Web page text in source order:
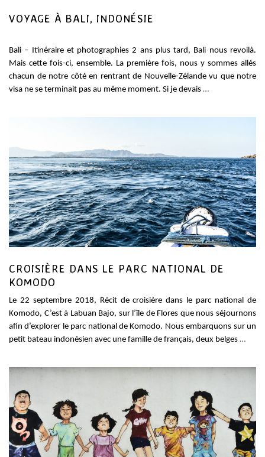
VOYAGE À BALI, INDONÉSIE
Bali – Itinéraire et photographies 2 ans plus tard, Bali nous revoilà.
Mais cette fois-ci, ensemble. La première fois, nous y sommes allés
chacun de notre côté en rentrant de Nouvelle-Zélande vu que notre
visa ne se terminait pas au même moment. Si je devais …
CROISIÈRE DANS LE PARC NATIONAL DE
KOMODO
Le 22 septembre 2018, Récit de croisière dans le parc national de
Komodo, C’est à Labuan Bajo, sur l’île de Flores que nous séjournons
afin d’explorer le parc national de Komodo. Nous embarquons sur un
petit bateau indonésien avec une famille de français, deux belges …